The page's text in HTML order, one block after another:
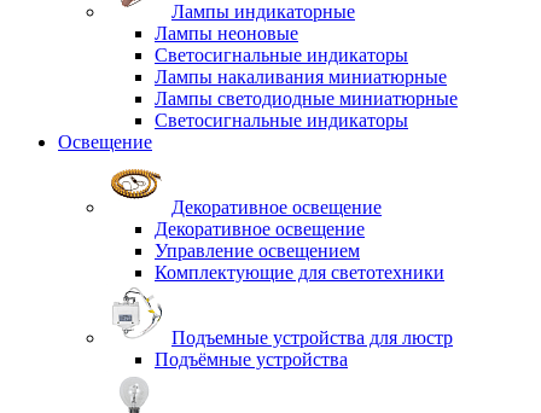
Лампы индикаторные
Лампы неоновые
Светосигнальные индикаторы
Лампы накаливания миниатюрные
Лампы светодиодные миниатюрные
Светосигнальные индикаторы
Освещение
Декоративное освещение
Декоративное освещение
Управление освещением
Комплектующие для светотехники
Подъемные устройства для люстр
Подъёмные устройства